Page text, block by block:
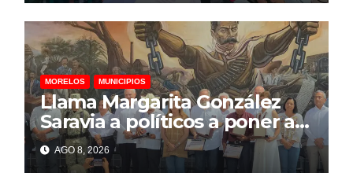
MORELOS MUNICIPIOS
Llama Margarita González
Saravia a políticos a poner al
pueblo por encima de
intereses personales
AGO 8, 2026